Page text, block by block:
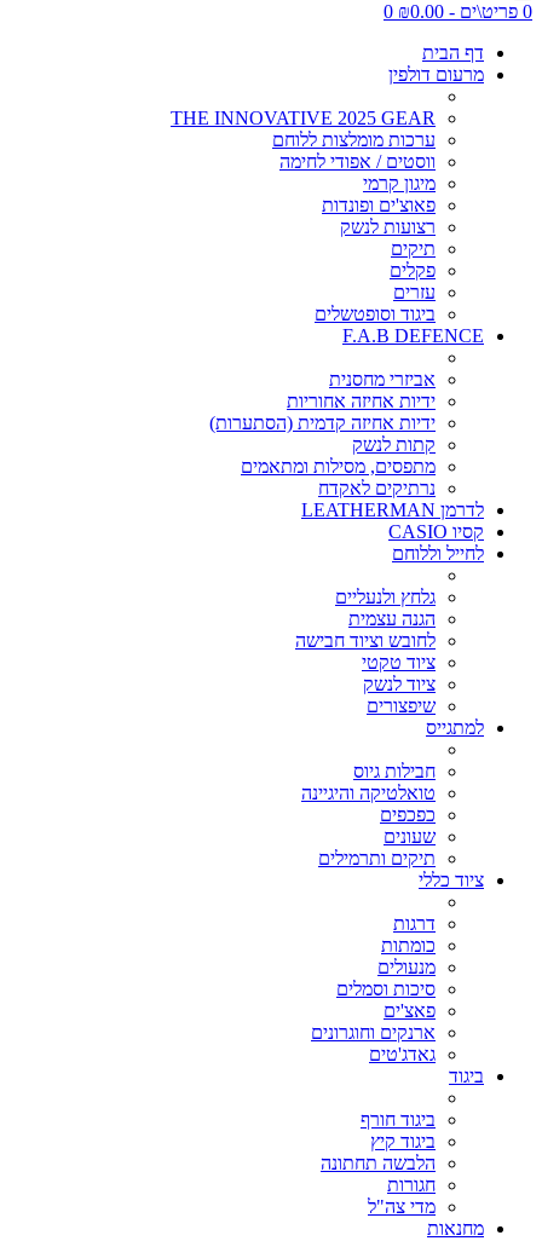
0 פריט\ים - ₪0.00
0
דף הבית
מרעום דולפין
THE INNOVATIVE 2025 GEAR
ערכות מומלצות ללוחם
ווסטים / אפודי לחימה
מיגון קרמי
פאוצ'ים ופונדות
רצועות לנשק
תיקים
פקלים
עזרים
ביגוד וסופטשלים
F.A.B DEFENCE
אביזרי מחסנית
ידיות אחיזה אחוריות
ידיות אחיזה קדמית (הסתערות)
קתות לנשק
מתפסים, מסילות ומתאמים
נרתיקים לאקדח
לדרמן LEATHERMAN
קסיו CASIO
לחייל וללוחם
גלחץ ולנעליים
הגנה עצמית
לחובש וציוד חבישה
ציוד טקטי
ציוד לנשק
שיפצורים
למתגייס
חבילות גיוס
טואלטיקה והיגיינה
כפכפים
שעונים
תיקים ותרמילים
ציוד כללי
דרגות
כומתות
מנעולים
סיכות וסמלים
פאצ'ים
ארנקים וחוגרונים
גאדג'טים
ביגוד
ביגוד חורף
ביגוד קיץ
הלבשה תחתונה
חגורות
מדי צה"ל
מחנאות